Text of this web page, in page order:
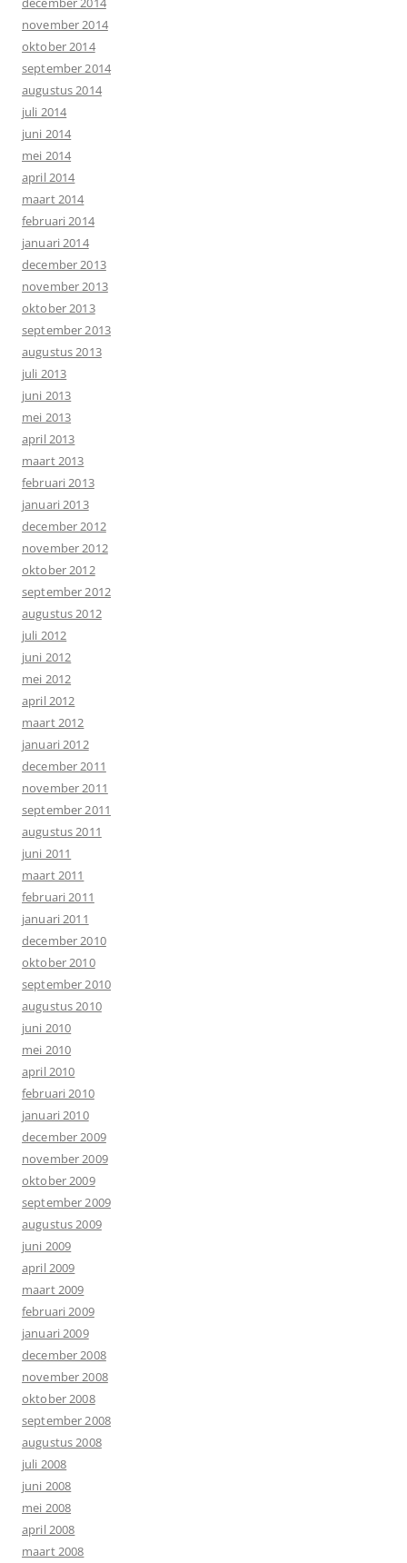
november 2014
oktober 2014
september 2014
augustus 2014
juli 2014
juni 2014
mei 2014
april 2014
maart 2014
februari 2014
januari 2014
december 2013
november 2013
oktober 2013
september 2013
augustus 2013
juli 2013
juni 2013
mei 2013
april 2013
maart 2013
februari 2013
januari 2013
december 2012
november 2012
oktober 2012
september 2012
augustus 2012
juli 2012
juni 2012
mei 2012
april 2012
maart 2012
januari 2012
december 2011
november 2011
september 2011
augustus 2011
juni 2011
maart 2011
februari 2011
januari 2011
december 2010
oktober 2010
september 2010
augustus 2010
juni 2010
mei 2010
april 2010
februari 2010
januari 2010
december 2009
november 2009
oktober 2009
september 2009
augustus 2009
juni 2009
april 2009
maart 2009
februari 2009
januari 2009
december 2008
november 2008
oktober 2008
september 2008
augustus 2008
juli 2008
juni 2008
mei 2008
april 2008
maart 2008